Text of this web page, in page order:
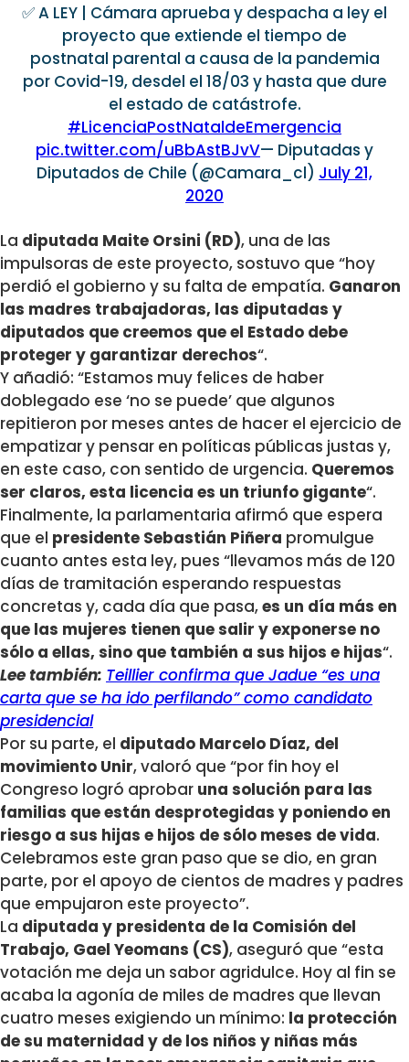
✅ A LEY | Cámara aprueba y despacha a ley el
proyecto que extiende el tiempo de
postnatal parental a causa de la pandemia
por Covid-19, desdel el 18/03 y hasta que dure
el estado de catástrofe.
#LicenciaPostNataldeEmergencia
pic.twitter.com/uBbAstBJvV— Diputadas y
Diputados de Chile (@Camara_cl) July 21,
2020
La diputada Maite Orsini (RD), una de las
impulsoras de este proyecto, sostuvo que “hoy
perdió el gobierno y su falta de empatía. Ganaron
las madres trabajadoras, las diputadas y
diputados que creemos que el Estado debe
proteger y garantizar derechos“.
Y añadió: “Estamos muy felices de haber
doblegado ese ‘no se puede’ que algunos
repitieron por meses antes de hacer el ejercicio de
empatizar y pensar en políticas públicas justas y,
en este caso, con sentido de urgencia. Queremos
ser claros, esta licencia es un triunfo gigante“.
Finalmente, la parlamentaria afirmó que espera
que el presidente Sebastián Piñera promulgue
cuanto antes esta ley, pues “llevamos más de 120
días de tramitación esperando respuestas
concretas y, cada día que pasa,es un día más en
que las mujeres tienen que salir y exponerse no
sólo a ellas, sino que también a sus hijos e hijas“.
Lee también: Teillier confirma que Jadue “es una
carta que se ha ido perfilando” como candidato
presidencial
Por su parte, el diputado Marcelo Díaz, del
movimiento Unir, valoró que “por fin hoy el
Congreso logró aprobar una solución para las
familias que están desprotegidas y poniendo en
riesgo a sus hijas e hijos de sólo meses de vida.
Celebramos este gran paso que se dio, en gran
parte, por el apoyo de cientos de madres y padres
que empujaron este proyecto”.
La diputada y presidenta de la Comisión del
Trabajo, Gael Yeomans (CS), aseguró que “esta
votación me deja un sabor agridulce. Hoy al fin se
acaba la agonía de miles de madres que llevan
cuatro meses exigiendo un mínimo: la protección
de su maternidad y de los niños y niñas más